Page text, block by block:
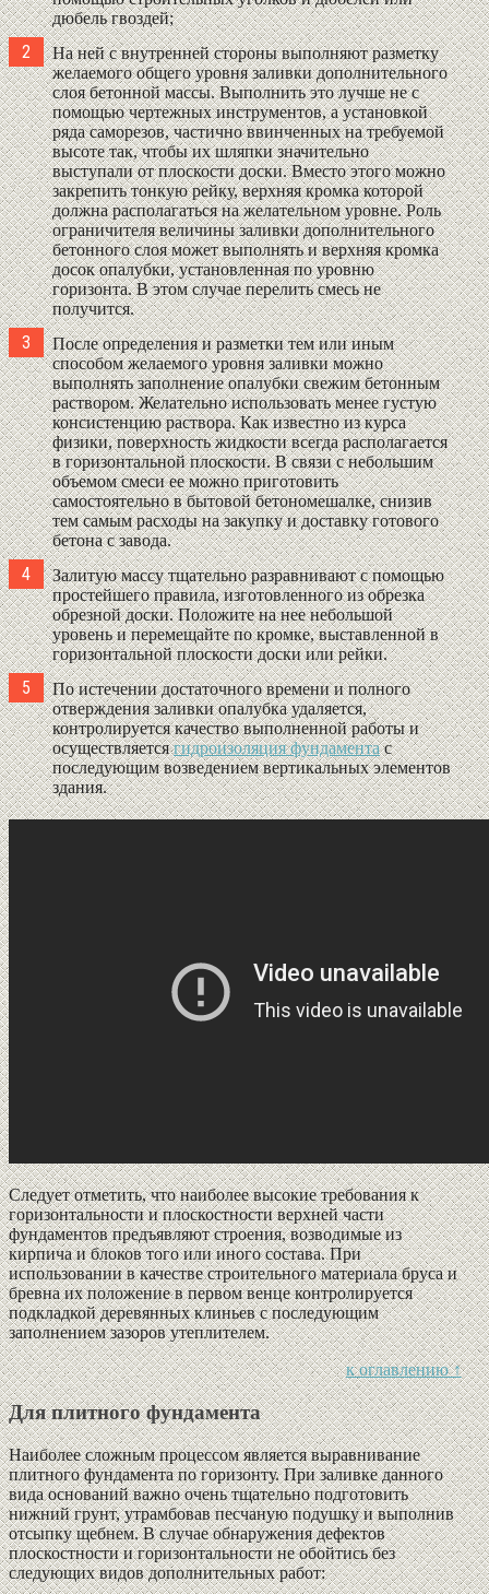
дюбель гвоздей;
На ней с внутренней стороны выполняют разметку
желаемого общего уровня заливки дополнительного
слоя бетонной массы. Выполнить это лучше не с
помощью чертежных инструментов, а установкой
ряда саморезов, частично ввинченных на требуемой
высоте так, чтобы их шляпки значительно
выступали от плоскости доски. Вместо этого можно
закрепить тонкую рейку, верхняя кромка которой
должна располагаться на желательном уровне. Роль
ограничителя величины заливки дополнительного
бетонного слоя может выполнять и верхняя кромка
досок опалубки, установленная по уровню
горизонта. В этом случае перелить смесь не
получится.
После определения и разметки тем или иным
способом желаемого уровня заливки можно
выполнять заполнение опалубки свежим бетонным
раствором. Желательно использовать менее густую
консистенцию раствора. Как известно из курса
физики, поверхность жидкости всегда располагается
в горизонтальной плоскости. В связи с небольшим
объемом смеси ее можно приготовить
самостоятельно в бытовой бетономешалке, снизив
тем самым расходы на закупку и доставку готового
бетона с завода.
Залитую массу тщательно разравнивают с помощью
простейшего правила, изготовленного из обрезка
обрезной доски. Положите на нее небольшой
уровень и перемещайте по кромке, выставленной в
горизонтальной плоскости доски или рейки.
По истечении достаточного времени и полного
отверждения заливки опалубка удаляется,
контролируется качество выполненной работы и
осуществляетсягидроизоляция фундаментас
последующим возведением вертикальных элементов
здания.
Следует отметить, что наиболее высокие требования к
горизонтальности и плоскостности верхней части
фундаментов предъявляют строения, возводимые из
кирпича и блоков того или иного состава. При
использовании в качестве строительного материала бруса и
бревна их положение в первом венце контролируется
подкладкой деревянных клиньев с последующим
заполнением зазоров утеплителем.
к оглавлению ↑
Для плитного фундамента
Наиболее сложным процессом является выравнивание
плитного фундамента по горизонту. При заливке данного
вида оснований важно очень тщательно подготовить
нижний грунт, утрамбовав песчаную подушку и выполнив
отсыпку щебнем. В случае обнаружения дефектов
плоскостности и горизонтальности не обойтись без
следующих видов дополнительных работ: